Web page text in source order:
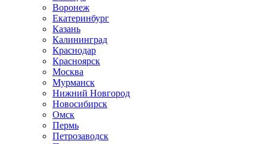
Воронеж
Екатеринбург
Казань
Калининград
Краснодар
Красноярск
Москва
Мурманск
Нижний Новгород
Новосибирск
Омск
Пермь
Петрозаводск